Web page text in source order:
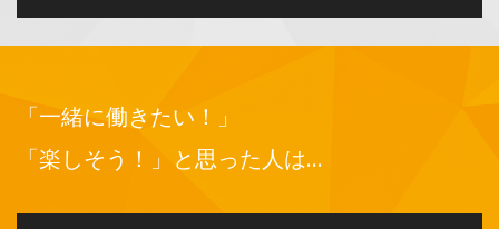
「一緒に働きたい！」
「楽しそう！」と思った人は…